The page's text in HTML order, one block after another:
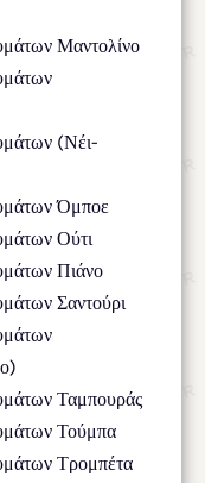
Μαντολίνο
(Νέι-
Όμποε
Ούτι
Πιάνο
Σαντούρι
Ταμπουράς
Τούμπα
Τρομπέτα